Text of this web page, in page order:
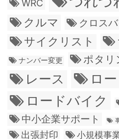
WRC
クルマ クロス
サイクリスト
ナンバー変更 ポタリ
レース
ロ
ロードバイク
中小企業サポート
出張封印 小規模事